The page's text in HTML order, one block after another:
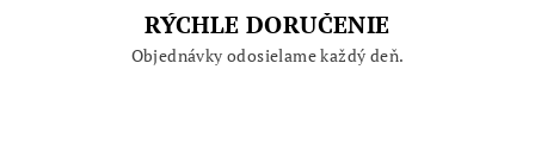
RÝCHLE DORUČENIE
Objednávky odosielame každý deň.